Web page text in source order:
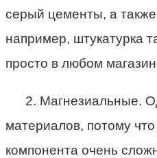
серый цементы, а
например, штукатурка
просто в любом
2. Магнезиальные.
материалов, потому
компонента очень